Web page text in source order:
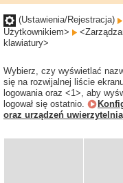
(Ustawienia/Rejestracja)
Użytkownikiem>
klawiatury>
Wybierz, czy wyświetlać
się na rozwijalnej liście
logowania oraz <1>, aby
logował się ostatnio.
oraz urządzeń